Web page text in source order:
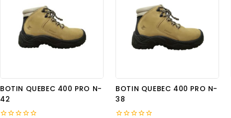
BOTIN QUEBEC 400 PRO N-
42
BOTIN QUEBEC 400 PRO N-
38